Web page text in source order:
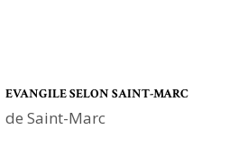
EVANGILE SELON SAINT-MARC
de Saint-Marc